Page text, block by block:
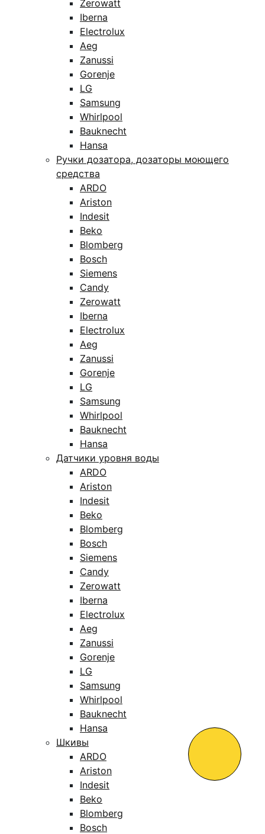
Zerowatt
Iberna
Electrolux
Aeg
Zanussi
Gorenje
LG
Samsung
Whirlpool
Bauknecht
Hansa
Ручки дозатора, дозаторы моющего
средства
ARDO
Ariston
Indesit
Beko
Blomberg
Bosch
Siemens
Candy
Zerowatt
Iberna
Electrolux
Aeg
Zanussi
Gorenje
LG
Samsung
Whirlpool
Bauknecht
Hansa
Датчики уровня воды
ARDO
Ariston
Indesit
Beko
Blomberg
Bosch
Siemens
Candy
Zerowatt
Iberna
Electrolux
Aeg
Zanussi
Gorenje
LG
Samsung
Whirlpool
Bauknecht
Hansa
Шкивы
ARDO
Ariston
Indesit
Beko
Blomberg
Bosch